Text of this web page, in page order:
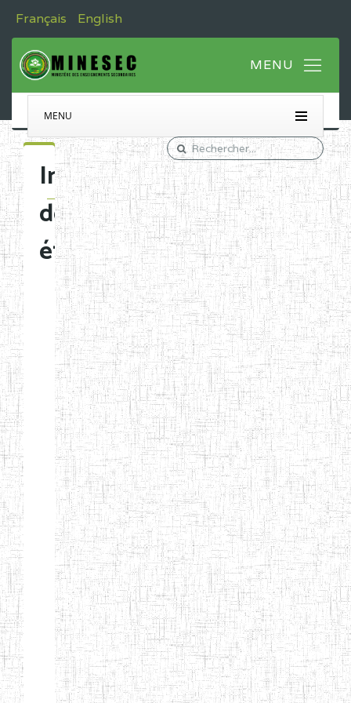
Français English
MENU
Immatriculation
des
établissements
Etablissements
d'enseignement
normal
ENI
Chercher:
Effacer les filtres
Denomination
Type